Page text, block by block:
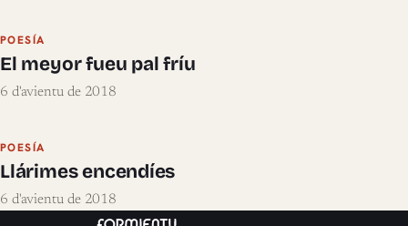
POESÍA
El meyor fueu pal fríu
6 d'avientu de 2018
POESÍA
Llárimes encendíes
6 d'avientu de 2018